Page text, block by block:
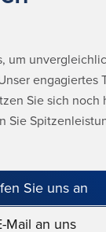
um
engagiertes
Sie sich noch
Sie
Sie uns an
Mail an uns